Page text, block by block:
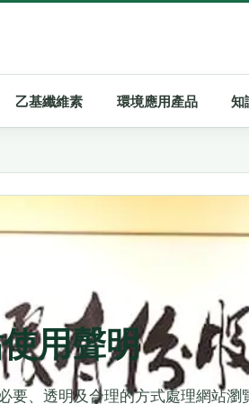
乙基纖維素 環境應用產品 知
用聲明
要、透明及合理的方式處理網站瀏